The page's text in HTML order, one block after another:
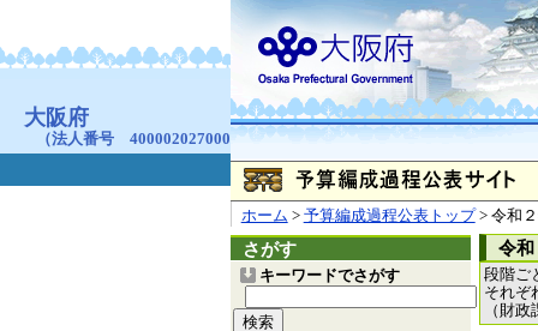
ホーム > 予算編成過程公表トップ> 令和２
さがす
キーワードでさがす
令
段階ご
それぞ
（財
お問合せ 個人情報の取り扱
大阪府
（法人番号 4000020270008）
本庁 〒540-8570 大阪市
咲洲庁舎
〒559-8555 大阪市
© Copyright 2003-2026